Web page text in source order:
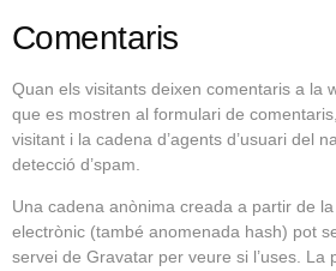
Comentaris
Quan els visitants deixen comentaris a la
que es mostren al formulari de
visitant i la cadena d’agents d’usuari del
detecció d’spam.
Una cadena anònima creada a partir de
electrònic (també anomenada hash) pot
servei de Gravatar per veure si l’uses. La